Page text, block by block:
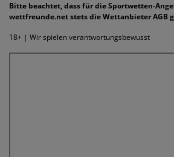
Bitte beachtet, dass für die Sportwetten-
wettfreunde.net stets die Wettanbieter AGB
18+ | Wir spielen verantwortungsbewusst